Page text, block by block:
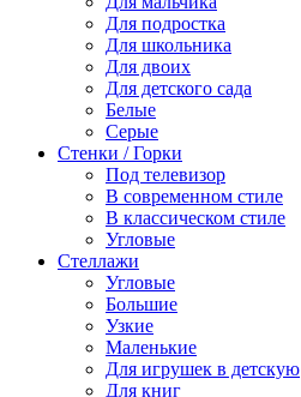
Для подростка
Для школьника
Для двоих
Для детского сада
Белые
Серые
Стенки / Горки
Под телевизор
В современном стиле
В классическом стиле
Угловые
Стеллажи
Угловые
Большие
Узкие
Маленькие
Для игрушек в детскую
Для книг